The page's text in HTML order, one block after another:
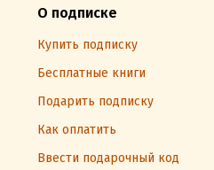
О подписке
Купить подписку
Бесплатные книги
Подарить подписку
Как оплатить
Ввести подарочный код